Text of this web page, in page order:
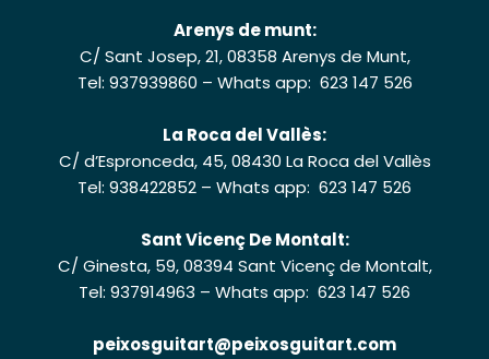
Arenys de munt:
C/ Sant Josep, 21, 08358 Arenys de Munt,
Tel: 937939860 – Whats app: 623 147 526
La Roca del Vallès:
C/ d’Espronceda, 45, 08430 La Roca del Vallès
Tel: 938422852 – Whats app: 623 147 526
Sant Vicenç De Montalt:
C/ Ginesta, 59, 08394 Sant Vicenç de Montalt,
Tel: 937914963 – Whats app: 623 147 526
peixosguitart@peixosguitart.com